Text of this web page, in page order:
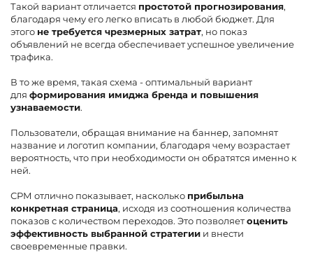
Такой вариант отличается простотой прогнозирования,
благодаря чему его легко вписать в любой бюджет. Для
этого не требуется чрезмерных затрат, но показ
объявлений не всегда обеспечивает успешное увеличение
трафика.
В то же время, такая схема - оптимальный вариант
для формирования имиджа бренда и повышения
узнаваемости.
Пользователи, обращая внимание на баннер, запомнят
название и логотип компании, благодаря чему возрастает
вероятность, что при необходимости он обратятся именно к
ней.
СРМ отлично показывает, насколько прибыльна
конкретная страница, исходя из соотношения количества
показов с количеством переходов. Это позволяетоценить
эффективность выбранной стратегии и внести
своевременные правки.